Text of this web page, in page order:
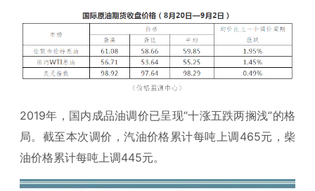
2019年，国内成品油调价已呈现“十涨五跌两搁浅”的格
局。截至本次调价，汽油价格累计每吨上调465元，柴
油价格累计每吨上调445元。